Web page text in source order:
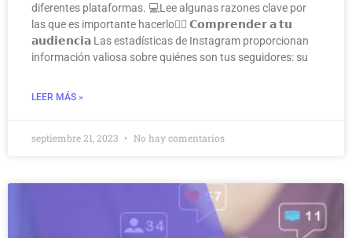
diferentes plataformas. 💻Lee algunas razones clave por
las que es importante hacerlo👇🏻 𝗖𝗼𝗺𝗽𝗿𝗲𝗻𝗱𝗲𝗿 𝗮 𝘁𝘂
𝗮𝘂𝗱𝗶𝗲𝗻𝗰𝗶𝗮 Las estadísticas de Instagram proporcionan
información valiosa sobre quiénes son tus seguidores: su
LEER MÁS »
septiembre 21, 2023 No hay comentarios